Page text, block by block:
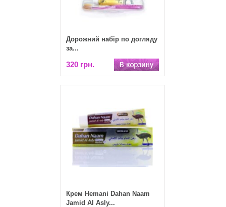
Дорожний набір по догляду
за...
320 грн.
Крем Hemani Dahan Naam
Jamid Al Asly...